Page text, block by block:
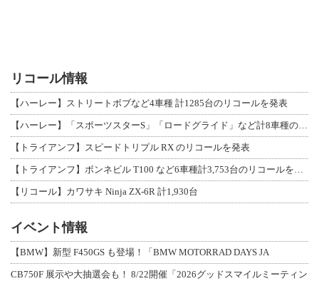
リコール情報
【ハーレー】ストリートボブなど4車種 計1285台のリコールを発表
【ハーレー】「スポーツスターS」「ロードグライド」など計8車種のリコールを発表
【トライアンフ】スピードトリプル RX のリコールを発表
【トライアンフ】ボンネビル T100 など6車種計3,753台のリコールを発表
【リコール】カワサキ Ninja ZX-6R 計1,930台
イベント情報
【BMW】新型 F450GS も登場！「BMW MOTORRAD DAYS JA
CB750F 展示や大抽選会も！ 8/22開催「2026グッドスマイルミーティン